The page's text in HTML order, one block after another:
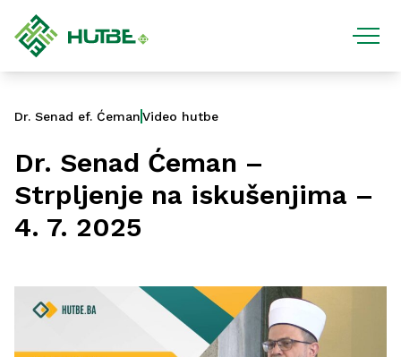
Dr. Senad ef. ĆemanVideo hutbe
Dr. Senad Ćeman –
Strpljenje na iskušenjima –
4. 7. 2025